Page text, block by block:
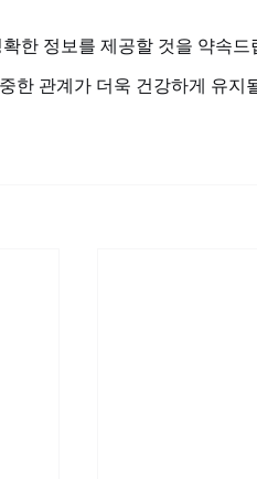
한 정보를 제공할 것을 약속드
한 관계가 더욱 건강하게 유지